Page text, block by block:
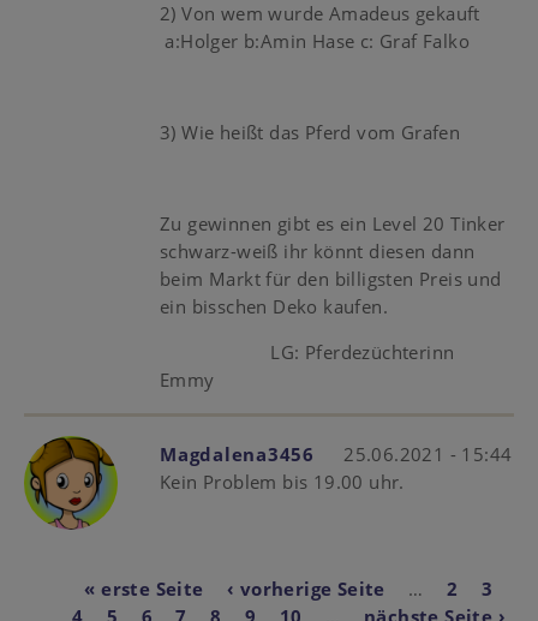
2) Von wem wurde Amadeus gekauft
a:Holger b:Amin Hase c: Graf Falko
3) Wie heißt das Pferd vom Grafen
Zu gewinnen gibt es ein Level 20 Tinker
schwarz-weiß ihr könnt diesen dann
beim Markt für den billigsten Preis und
ein bisschen Deko kaufen.
LG: Pferdezüchterinn
Emmy
Magdalena3456
25.06.2021 - 15:44
Kein Problem bis 19.00 uhr.
First
page
« erste Seite
Vorherige
Seite
‹ vorherige Seite … Page
2 Page
3
4
Page
5
Aktuelle
6 Page
7 Page
8 Page
9 Page
10 …
Nächste
nächste Seite ›